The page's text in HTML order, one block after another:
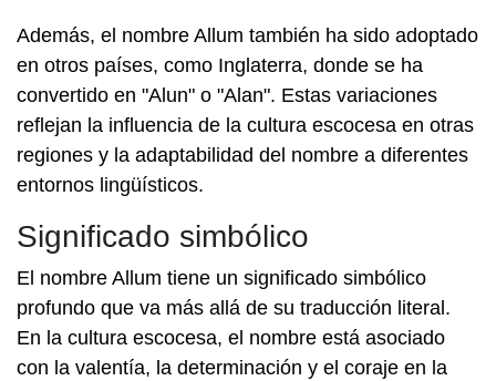
Además, el nombre Allum también ha sido adoptado
en otros países, como Inglaterra, donde se ha
convertido en "Alun" o "Alan". Estas variaciones
reflejan la influencia de la cultura escocesa en otras
regiones y la adaptabilidad del nombre a diferentes
entornos lingüísticos.
Significado simbólico
El nombre Allum tiene un significado simbólico
profundo que va más allá de su traducción literal.
En la cultura escocesa, el nombre está asociado
con la valentía, la determinación y el coraje en la